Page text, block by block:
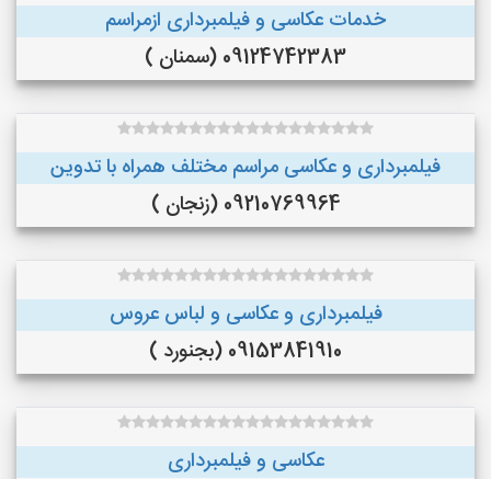
خدمات عکاسی و فیلمبرداری ازمراسم
09124742383 (سمنان )
فیلمبرداری و عکاسی مراسم مختلف همراه با تدوین
09210769964 (زنجان )
فیلمبرداری و عکاسی و لباس عروس
09153841910 (بجنورد )
عکاسی و فیلمبرداری